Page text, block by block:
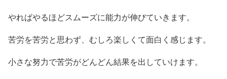
やればやるほどスムーズに能力が伸びていきます。
苦労を苦労と思わず、むしろ楽しくて面白く感じます。
小さな努力で苦労がどんどん結果を出していけます。